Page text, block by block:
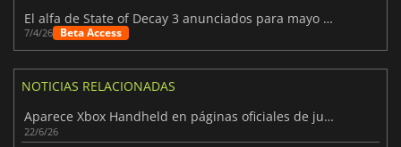
El alfa de State of Decay 3 anunciados para mayo de 2026
7/4/26 Beta Access
NOTICIAS RELACIONADAS
Aparece Xbox Handheld en páginas oficiales de juegos Xbox
22/6/26